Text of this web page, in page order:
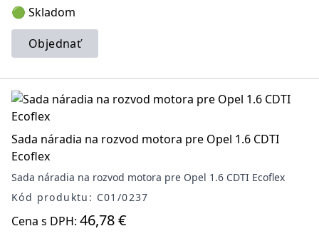
🟢 Skladom
Objednať
Sada náradia na rozvod motora pre Opel 1.6 CDTI
Ecoflex
Sada náradia na rozvod motora pre Opel 1.6 CDTI Ecoflex
Kód produktu: C01/0237
Cena s DPH: 46,78 €